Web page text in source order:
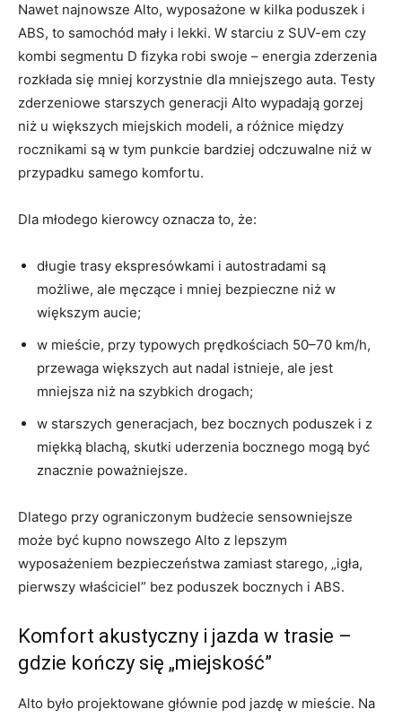
Nawet najnowsze Alto, wyposażone w kilka poduszek i
ABS, to samochód mały i lekki. W starciu z SUV-em czy
kombi segmentu D fizyka robi swoje – energia zderzenia
rozkłada się mniej korzystnie dla mniejszego auta. Testy
zderzeniowe starszych generacji Alto wypadają gorzej
niż u większych miejskich modeli, a różnice między
rocznikami są w tym punkcie bardziej odczuwalne niż w
przypadku samego komfortu.
Dla młodego kierowcy oznacza to, że:
długie trasy ekspresówkami i autostradami są
możliwe, ale męczące i mniej bezpieczne niż w
większym aucie;
w mieście, przy typowych prędkościach 50–70 km/h,
przewaga większych aut nadal istnieje, ale jest
mniejsza niż na szybkich drogach;
w starszych generacjach, bez bocznych poduszek i z
miękką blachą, skutki uderzenia bocznego mogą być
znacznie poważniejsze.
Dlatego przy ograniczonym budżecie sensowniejsze
może być kupno nowszego Alto z lepszym
wyposażeniem bezpieczeństwa zamiast starego, „igła,
pierwszy właściciel” bez poduszek bocznych i ABS.
Komfort akustyczny i jazda w trasie –
gdzie kończy się „miejskość”
Alto było projektowane głównie pod jazdę w mieście. Na